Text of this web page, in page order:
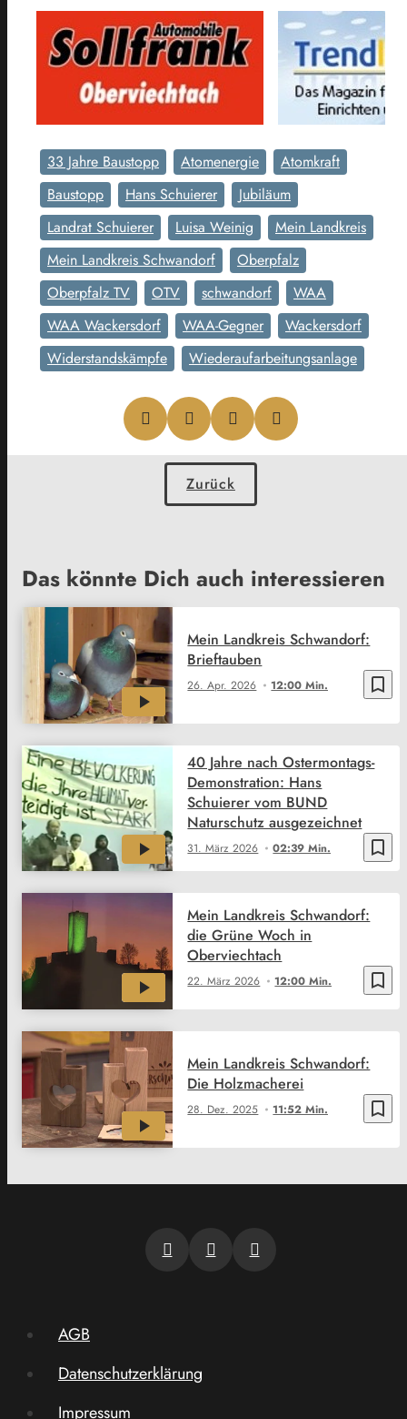
33 Jahre Baustopp Atomenergie
Atomkraft
Baustopp
Hans Schuierer
Jubiläum
Landrat Schuierer
Luisa Weinig
Mein Landkreis
Mein Landkreis Schwandorf
Oberpfalz
Oberpfalz TV
OTV schwandorf
WAA
WAA Wackersdorf
WAA-Gegner
Wackersdorf
Widerstandskämpfe
Wiederaufarbeitungsanlage
Zurück
Das könnte Dich auch interessieren
bookmark_border
26. Apr. 2026 12:00 Min.
Mein Landkreis Schwandorf:
Brieftauben
bookmark_border
31. März 2026 02:39 Min.
40 Jahre nach Ostermontags-
Demonstration: Hans
Schuierer vom BUND
Naturschutz ausgezeichnet
bookmark_border
22. März 2026 12:00 Min.
Mein Landkreis Schwandorf:
die Grüne Woch in
Oberviechtach
bookmark_border
28. Dez. 2025 11:52 Min.
Mein Landkreis Schwandorf:
Die Holzmacherei
AGB
Datenschutzerklärung
Impressum